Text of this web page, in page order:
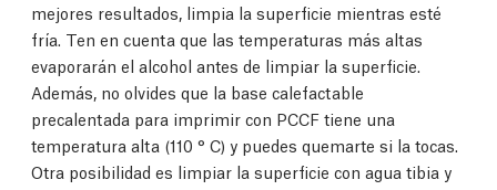
mejores resultados, limpia la superficie mientras esté
fría. Ten en cuenta que las temperaturas más altas
evaporarán el alcohol antes de limpiar la superficie.
Además, no olvides que la base calefactable
precalentada para imprimir con PCCF tiene una
temperatura alta (110 ° C) y puedes quemarte si la tocas.
Otra posibilidad es limpiar la superficie con agua tibia y